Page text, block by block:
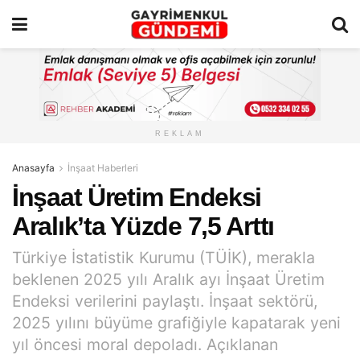
REKLAM
Anasayfa İnşaat Haberleri
İnşaat Üretim Endeksi
Aralık’ta Yüzde 7,5 Arttı
Türkiye İstatistik Kurumu (TÜİK), merakla
beklenen 2025 yılı Aralık ayı İnşaat Üretim
Endeksi verilerini paylaştı. İnşaat sektörü,
2025 yılını büyüme grafiğiyle kapatarak yeni
yıl öncesi moral depoladı. Açıklanan